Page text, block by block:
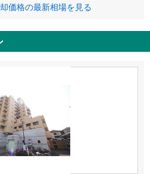
価格の最新相場を見る